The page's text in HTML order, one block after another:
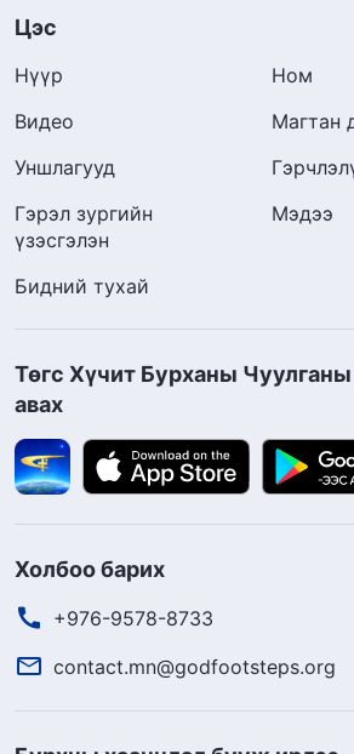
Цэс
Нүүр
Ном
Видео
Магтан
Уншлагууд
Гэрэл зургийн
үзэсгэлэн
Мэдээ
Бидний тухай
Төгс Хүчит Бурханы
авах
Холбоо барих
+976-9578-8733
contact.mn@godfootsteps.org